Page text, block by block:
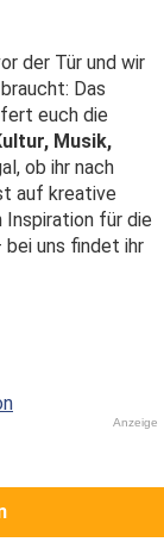
der Tür und wir
Das
euch die
Musik,
ob ihr nach
auf kreative
für die
uns findet ihr
Anzeige